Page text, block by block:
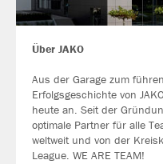
Über JAKO
Aus der Garage zum
Erfolgsgeschichte von
heute an. Seit der
optimale Partner für alle
weltweit und von der
League. WE ARE TEAM!